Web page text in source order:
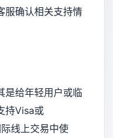
服确认相关支持情
是给年轻用户或临
持Visa或
线上交易中使